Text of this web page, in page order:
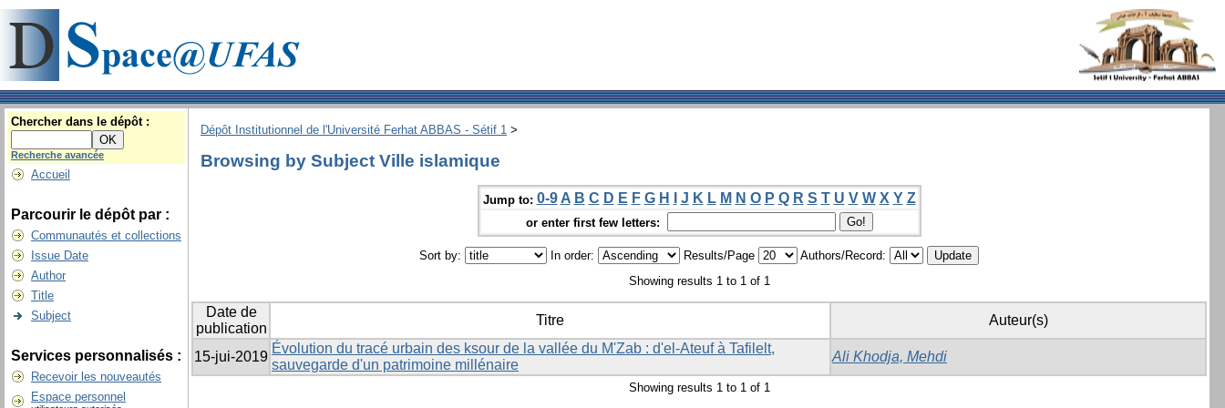
Chercher dans le dépôt :
Recherche avancée
Accueil
Parcourir le dépôt par :
Communautés et collections
Issue Date
Author
Title
Subject
Services personnalisés :
Recevoir les nouveautés
Espace personnel
Dépôt Institutionnel de l'Université Ferhat ABBAS - Sétif 1 >
Browsing by Subject Ville islamique
Jump to: 0-9 A B C D E F G H J K L M N O P Q R S T U V W X Y Z
or enter first few letters:
Sort by: In order: Results/Page
Authors/Record:
Showing results 1 to 1 of 1
Date de
publication
Titre Auteur(s)
15-jui-2019
Évolution du tracé urbain des ksour de la vallée du M'Zab : d'el-Ateuf à Tafilelt,
sauvegarde d'un patrimoine millénaire
Ali Khodja, Mehdi
Showing results 1 to 1 of 1